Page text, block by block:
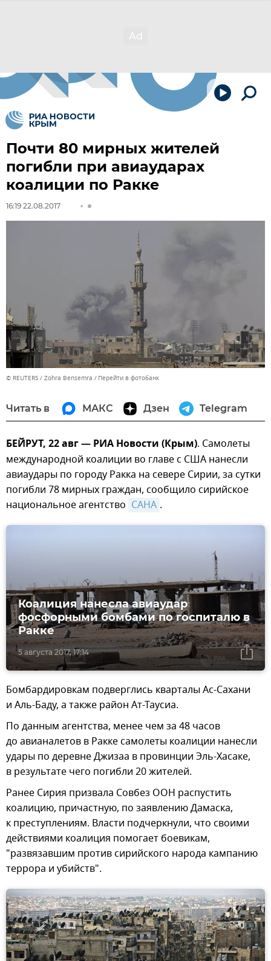
Почти 80 мирных жителей
погибли при авиаударах
коалиции по Ракке
16:19 22.08.2017
© REUTERS / Zohra Bensemra Перейти в фотобанк
Читать в МАКС Дзен Telegram
БЕЙРУТ, 22 авг — РИА Новости (Крым). Самолеты
международной коалиции во главе с США нанесли
авиаудары по городу Ракка на севере Сирии, за сутки
погибли 78 мирных граждан, сообщило сирийское
национальное агентство САНА .
5 августа 2017, 17:14
Коалиция нанесла авиаудар
фосфорными бомбами по госпиталю в
Ракке
Бомбардировкам подверглись кварталы Ас-Сахани
и Аль-Баду, а также район Ат-Таусиа.
По данным агентства, менее чем за 48 часов
до авианалетов в Ракке самолеты коалиции нанесли
удары по деревне Джизаа в провинции Эль-Хасаке,
в результате чего погибли 20 жителей.
Ранее Сирия призвала Совбез ООН распустить
коалицию, причастную, по заявлению Дамаска,
к преступлениям. Власти подчеркнули, что своими
действиями коалиция помогает боевикам,
"развязавшим против сирийского народа кампанию
террора и убийств".